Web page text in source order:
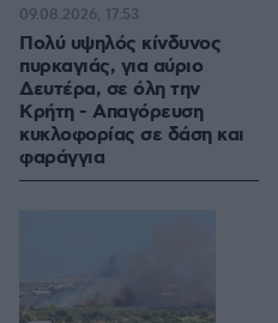
Πολύ υψηλός κίνδυνος
πυρκαγιάς, για αύριο
Δευτέρα, σε όλη την
Κρήτη - Απαγόρευση
κυκλοφορίας σε δάση και
φαράγγια
09.08.2026, 17:53